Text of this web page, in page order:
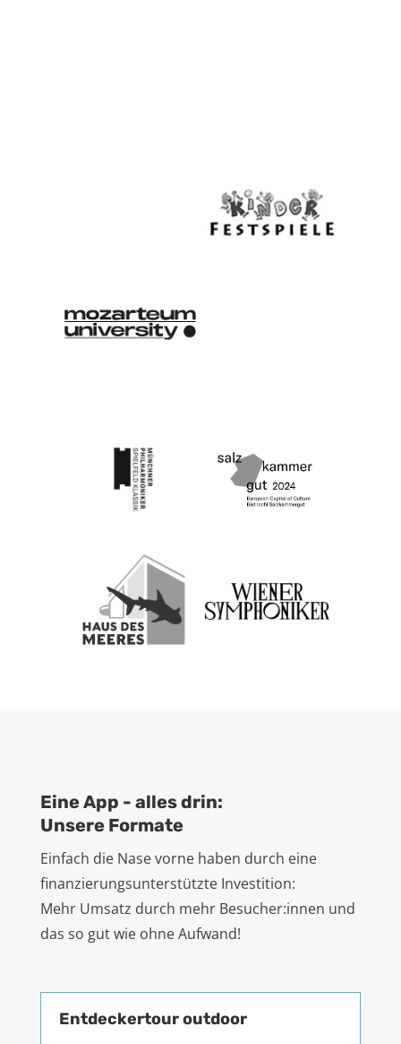
Eine App - alles drin:
Unsere Formate
Einfach die Nase vorne haben durch eine
finanzierungsunterstützte Investition:
Mehr Umsatz durch mehr Besucher:innen und
das so gut wie ohne Aufwand!
Entdeckertour outdoor